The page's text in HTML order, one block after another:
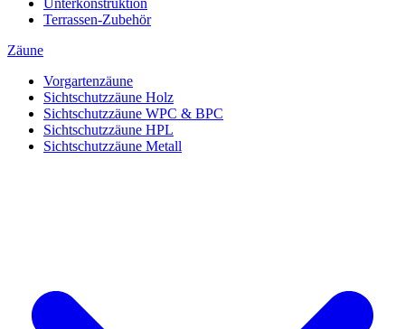
Unterkonstruktion
Terrassen-Zubehör
Zäune
Vorgartenzäune
Sichtschutzzäune Holz
Sichtschutzzäune WPC & BPC
Sichtschutzzäune HPL
Sichtschutzzäune Metall